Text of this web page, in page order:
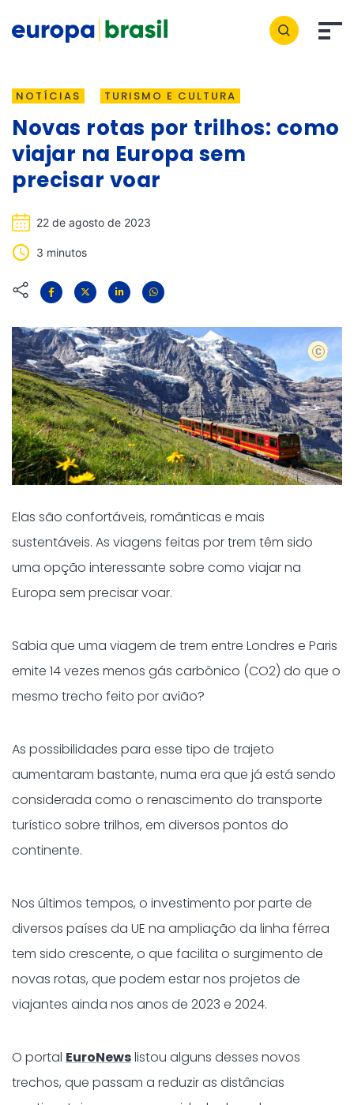
NOTÍCIAS TURISMO E CULTURA
Novas rotas por trilhos: como
viajar na Europa sem
precisar voar
22 de agosto de 2023
3 minutos
Elas são confortáveis, românticas e mais
sustentáveis. As viagens feitas por trem têm sido
uma opção interessante sobre como viajar na
Europa sem precisar voar.
Sabia que uma viagem de trem entre Londres e Paris
emite 14 vezes menos gás carbônico (CO2) do que o
mesmo trecho feito por avião?
As possibilidades para esse tipo de trajeto
aumentaram bastante, numa era que já está sendo
considerada como o renascimento do transporte
turístico sobre trilhos, em diversos pontos do
continente.
Nos últimos tempos, o investimento por parte de
diversos países da UE na ampliação da linha férrea
tem sido crescente, o que facilita o surgimento de
novas rotas, que podem estar nos projetos de
viajantes ainda nos anos de 2023 e 2024.
O portal EuroNewslistou alguns desses novos
trechos, que passam a reduzir as distâncias